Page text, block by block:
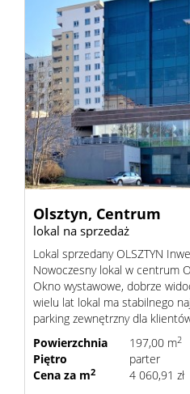
Olsztyn, Centrum
lokal na sprzedaż
Lokal sprzedany OLSZTYN
Nowoczesny lokal w centrum
Okno wystawowe, dobrze
wielu lat lokal ma stabilnego
parking zewnętrzny dla
Powierzchnia
197,00 m2
Piętro
parter
Cena za m2 4 060,91 zł